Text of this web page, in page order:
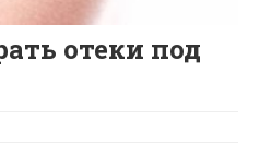
отеки под